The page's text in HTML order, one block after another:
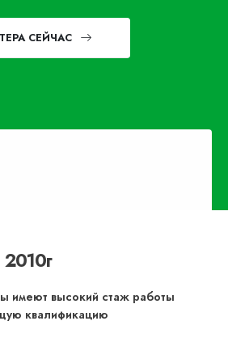
СЕЙЧАС
имеют высокий стаж работы
квалификацию